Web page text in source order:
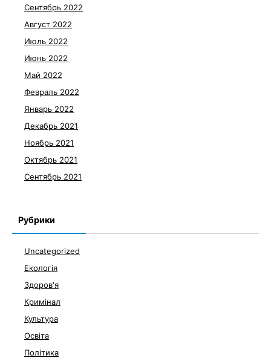
Сентябрь 2022
Август 2022
Июль 2022
Июнь 2022
Май 2022
Февраль 2022
Январь 2022
Декабрь 2021
Ноябрь 2021
Октябрь 2021
Сентябрь 2021
Рубрики
Uncategorized
Екологія
Здоров'я
Кримінал
Культура
Освіта
Політика